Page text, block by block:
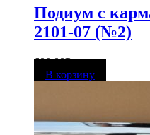
Подиум с
2101-07 (№2)
600,00Р
В корзину